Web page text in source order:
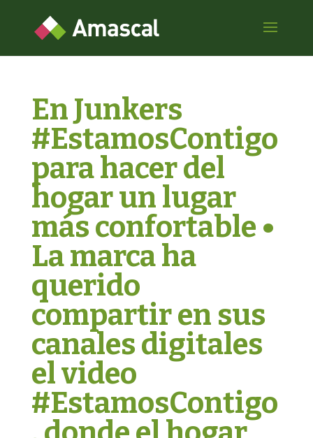
En Junkers
#EstamosContigo
para hacer del
hogar un lugar
más confortable •
La marca ha
querido
compartir en sus
canales digitales
el video
#EstamosContigo